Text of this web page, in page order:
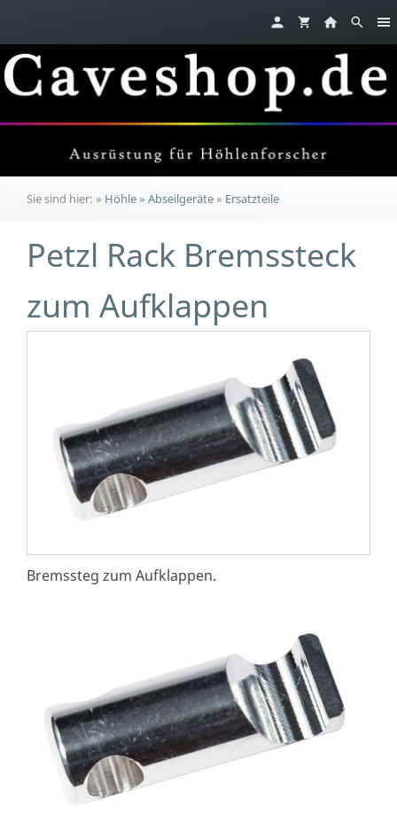
Sie sind hier: » Höhle » Abseilgeräte» Ersatzteile
Petzl Rack Bremssteck
zum Aufklappen
Bremssteg zum Aufklappen.